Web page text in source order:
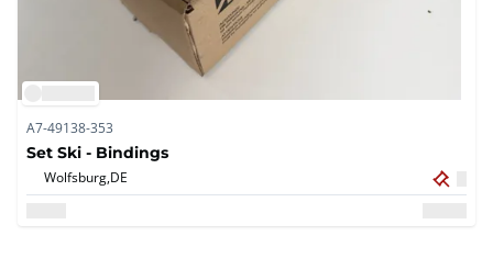
A7-49138-353
Set Ski - Bindings
Wolfsburg,DE